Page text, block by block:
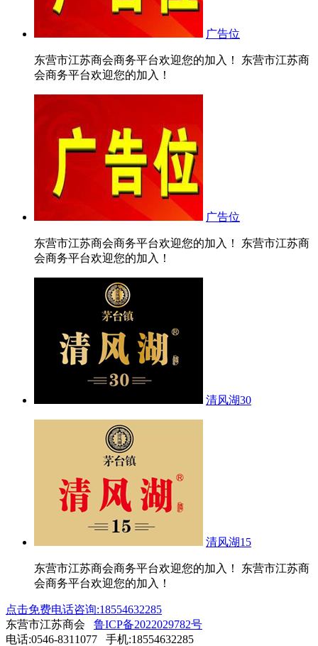
广告位
东营市江苏商会商务平台欢迎您的加入！ 东营市江苏商
会商务平台欢迎您的加入！
广告位
东营市江苏商会商务平台欢迎您的加入！ 东营市江苏商
会商务平台欢迎您的加入！
清风湖30
清风湖15
东营市江苏商会商务平台欢迎您的加入！ 东营市江苏商
会商务平台欢迎您的加入！
点击免费电话咨询:18554632285
东营市江苏商会 鲁ICP备2022029782号
电话:0546-8311077 手机:18554632285